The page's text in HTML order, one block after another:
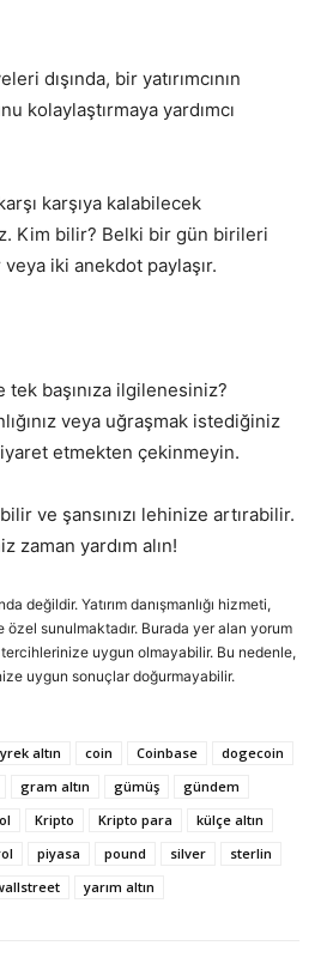
dışında, bir yatırımcının
kolaylaştırmaya yardımcı
karşıya kalabilecek
Kim bilir? Belki bir gün birileri
iki anekdot paylaşır.
başınıza ilgilenesiniz?
veya uğraşmak istediğiniz
etmekten çekinmeyin.
ve şansınızı lehinize artırabilir.
zaman yardım alın!
değildir. Yatırım danışmanlığı hizmeti,
sunulmaktadır. Burada yer alan yorum
uygun olmayabilir. Bu nedenle,
uygun sonuçlar doğurmayabilir.
altın coin Coinbase
dogecoin
gram altın gümüş
gündem
Kripto Kripto para
külçe altın
piyasa pound silver
sterlin
yarım altın